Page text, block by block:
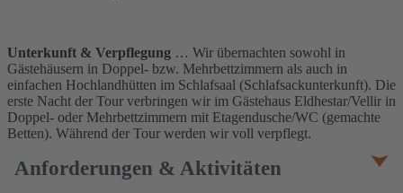
Unterkunft & Verpflegung … Wir übernachten sowohl in
Gästehäusern in Doppel- bzw. Mehrbettzimmern als auch in
einfachen Hochlandhütten im Schlafsaal (Schlafsackunterkunft). Die
erste Nacht der Tour verbringen wir im Gästehaus Eldhestar/Vellir in
Doppel- oder Mehrbettzimmern mit Etagendusche/WC (gemachte
Betten). Während der Tour werden wir voll verpflegt.
Anforderungen & Aktivitäten